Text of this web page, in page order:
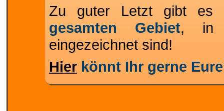
Zu guter Letzt gibt es
gesamten Gebiet, in
eingezeichnet sind!
Hier könnt Ihr gerne